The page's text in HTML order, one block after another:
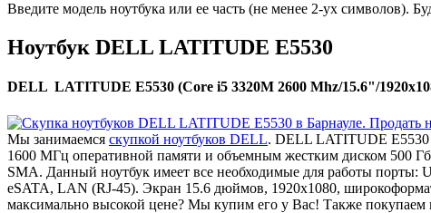
Введите модель ноутбука или ее часть (не менее 2-ух символов).
Ноутбук DELL LATITUDE E5530
DELL LATITUDE E5530 (Core i5 3320M 2600 Mhz/15.6"/
Мы занимаемся скупкой ноутбуков DELL. DELL LATITUDE E5530
1600 МГц оперативной памяти и объемным жестким диском 500
SMA. Данный ноутбук имеет все необходимые для работы
eSATA, LAN (RJ-45). Экран 15.6 дюймов, 1920x1080,
максимально высокой цене? Мы купим его у Вас! Также покупаем